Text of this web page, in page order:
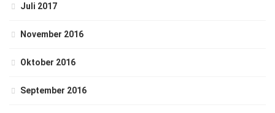
Juli 2017
November 2016
Oktober 2016
September 2016